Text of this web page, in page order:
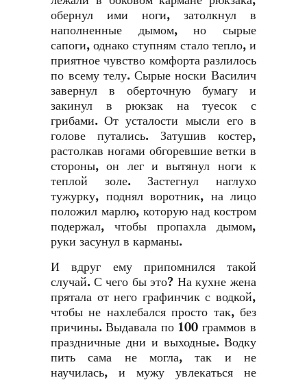
обернул ими ноги, затолкнул в
наполненные дымом, но сырые
сапоги, однако ступням стало тепло, и
приятное чувство комфорта разлилось
по всему телу. Сырые носки Василич
завернул в оберточную бумагу и
закинул в рюкзак на туесок с
грибами. От усталости мысли его в
голове путались. Затушив костер,
растолкав ногами обгоревшие ветки в
стороны, он лег и вытянул ноги к
теплой золе. Застегнул наглухо
тужурку, поднял воротник, на лицо
положил марлю, которую над костром
подержал, чтобы пропахла дымом,
руки засунул в карманы.
И вдруг ему припомнился такой
случай. С чего бы это? На кухне жена
прятала от него графинчик с водкой,
чтобы не нахлебался просто так, без
причины. Выдавала по 100 граммов в
праздничные дни и выходные. Водку
пить сама не могла, так и не
научилась, и мужу увлекаться не